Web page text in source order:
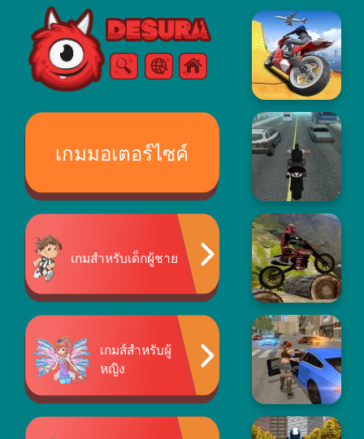
Free Online Games
ค้นหา เมนู
เกมมอเตอร์ไซค์
เกมสำหรับเด็กผู้ชาย
เกมส์สำหรับผู้
หญิง